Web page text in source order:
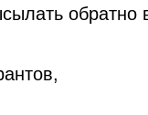
обратно